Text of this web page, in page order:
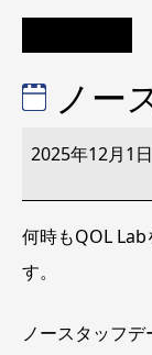
ノー
ー
ッ
フ
デ
2025年12月1日
何時もQOL
す。
ノースタッフ